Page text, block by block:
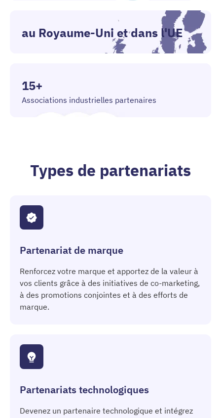
au Royaume-Uni et dans l'UE
15+
Associations industrielles partenaires
Types de partenariats
Partenariat de marque
Renforcez votre marque et apportez de la valeur à
vos clients grâce à des initiatives de co-marketing,
à des promotions conjointes et à des efforts de
marque.
Partenariats technologiques
Devenez un partenaire technologique et intégrez